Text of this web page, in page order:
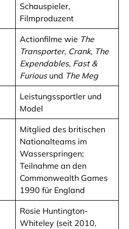
Schauspieler,
Filmproduzent
Actionfilme wie The
Transporter, Crank, The
Expendables, Fast &
Furiousund The Meg
Leistungssportler und
Model
Mitglied des britischen
Nationalteams im
Wasserspringen;
Teilnahme an den
Commonwealth Games
1990 für England
Rosie Huntington-
Whiteley (seit 2010,